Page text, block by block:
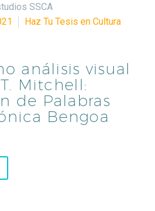
SSCA
Haz Tu Tesis en Cultura
análisis visual
Mitchell:
de Palabras
Bengoa